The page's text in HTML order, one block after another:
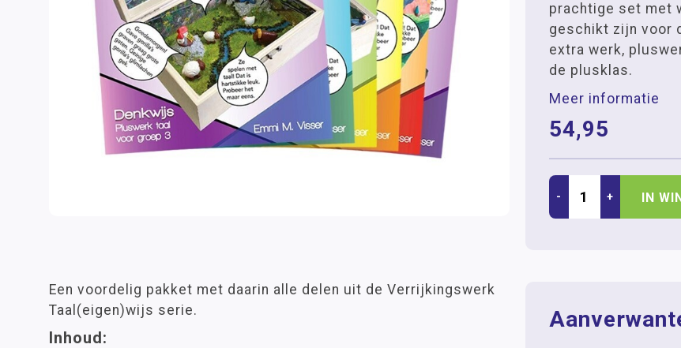
prachtige set met
geschikt zijn voor
extra werk,
de plusklas.
Meer informatie
54,95
- + IN
Een voordelig pakket met daarin alle delen uit de Verrijkingswerk
Taal(eigen)wijs serie.
Inhoud: